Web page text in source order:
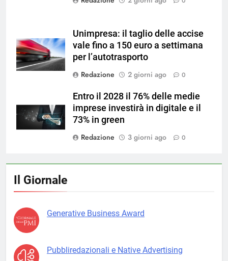
Unimpresa: il taglio delle accise
vale fino a 150 euro a settimana
per l’autotrasporto
Redazione
2 giorni ago 0
Entro il 2028 il 76% delle medie
imprese investirà in digitale e il
73% in green
Redazione
3 giorni ago 0
Il Giornale
Generative Business Award
Pubbliredazionali e Native Advertising